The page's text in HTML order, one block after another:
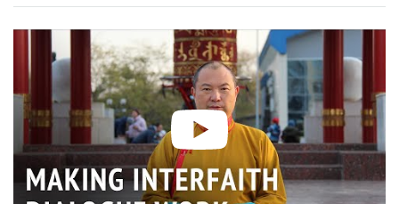
on
facebook